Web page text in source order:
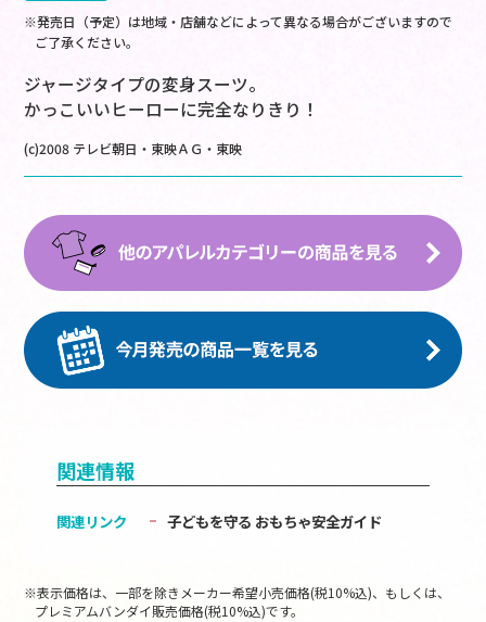
※発売日（予定）は地域・店舗などによって異なる場合がございますので
ご了承ください。
ジャージタイプの変身スーツ。
かっこいいヒーローに完全なりきり！
(c)2008 テレビ朝日・東映ＡＧ・東映
関連情報
関連リンク 子どもを守る おもちゃ安全ガイド
※表示価格は、一部を除きメーカー希望小売価格(税10%込)、もしくは、
プレミアムバンダイ販売価格(税10%込)です。